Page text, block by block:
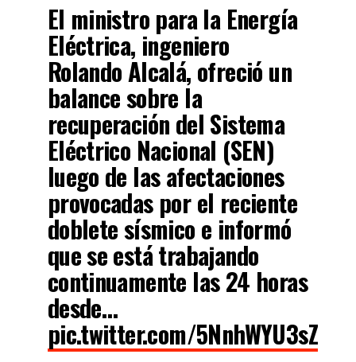
El ministro para la Energía
Eléctrica, ingeniero
Rolando Alcalá, ofreció un
balance sobre la
recuperación del Sistema
Eléctrico Nacional (SEN)
luego de las afectaciones
provocadas por el reciente
doblete sísmico e informó
que se está trabajando
continuamente las 24 horas
desde…
pic.twitter.com/5NnhWYU3sZ